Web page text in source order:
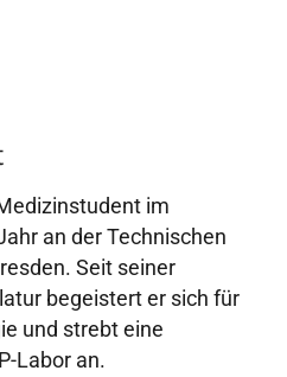
im
an der Technischen
Seit seiner
begeistert er sich für
und strebt eine
Labor an.